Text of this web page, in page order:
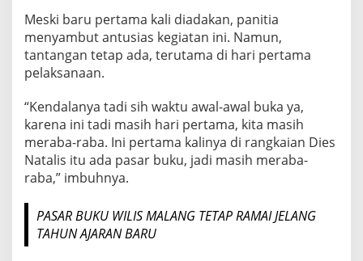
Meski baru pertama kali diadakan, panitia
menyambut antusias kegiatan ini. Namun,
tantangan tetap ada, terutama di hari pertama
pelaksanaan.
“Kendalanya tadi sih waktu awal-awal buka ya,
karena ini tadi masih hari pertama, kita masih
meraba-raba. Ini pertama kalinya di rangkaian Dies
Natalis itu ada pasar buku, jadi masih meraba-
raba,” imbuhnya.
PASAR BUKU WILIS MALANG TETAP RAMAI JELANG
TAHUN AJARAN BARU